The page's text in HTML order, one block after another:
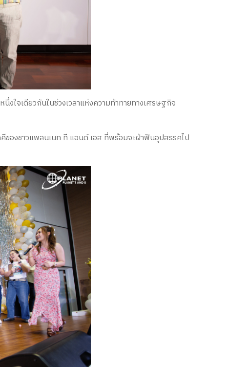
งใจเดียวกันในช่วงเวลาแห่งความท้าทายทางเศรษฐกิจ
ของชาวแพลนเนท ที แอนด์ เอส ที่พร้อมจะฝ่าฟันอุปสรรคไป